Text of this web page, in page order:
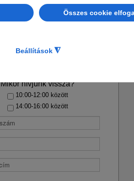
Mikor hívjunk vissza?
10:00-12:00 között
14:00-16:00 között